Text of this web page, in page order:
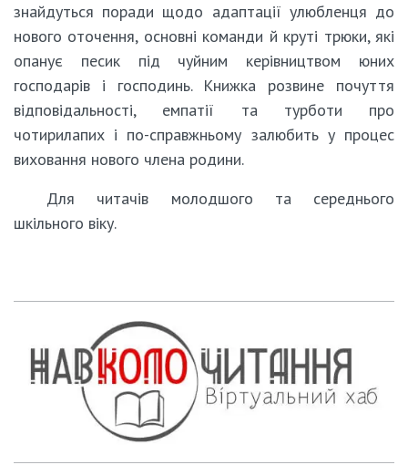
знайдуться поради щодо адаптації улюбленця до
нового оточення, основні команди й круті трюки, які
опанує песик під чуйним керівництвом юних
господарів і господинь. Книжка розвине почуття
відповідальності, емпатії та турботи про
чотирилапих і по-справжньому залюбить у процес
виховання нового члена родини.
Для читачів молодшого та середнього
шкільного віку.